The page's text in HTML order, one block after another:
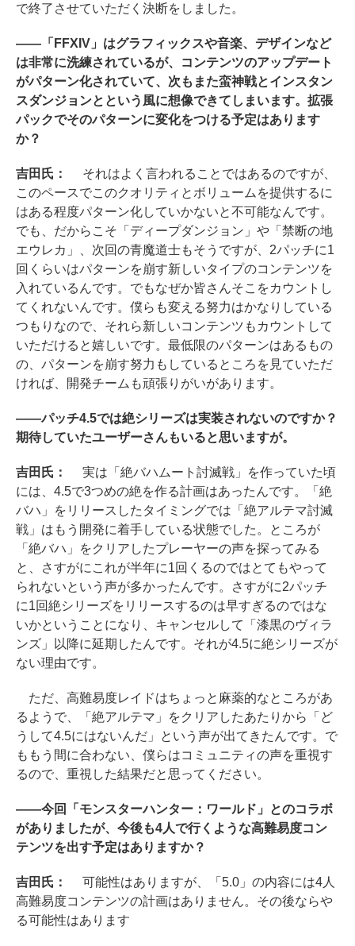
で終了させていただく決断をしました。
――「FFXIV」はグラフィックスや音楽、デザインなど
は非常に洗練されているが、コンテンツのアップデート
がパターン化されていて、次もまた蛮神戦とインスタン
スダンジョンとという風に想像できてしまいます。拡張
パックでそのパターンに変化をつける予定はあります
か？
吉田氏： それはよく言われることではあるのですが、
このペースでこのクオリティとボリュームを提供するに
はある程度パターン化していかないと不可能なんです。
でも、だからこそ「ディープダンジョン」や「禁断の地
エウレカ」、次回の青魔道士もそうですが、2パッチに1
回くらいはパターンを崩す新しいタイプのコンテンツを
入れているんです。でもなぜか皆さんそこをカウントし
てくれないんです。僕らも変える努力はかなりしている
つもりなので、それら新しいコンテンツもカウントして
いただけると嬉しいです。最低限のパターンはあるもの
の、パターンを崩す努力もしているところを見ていただ
ければ、開発チームも頑張りがいがあります。
――パッチ4.5では絶シリーズは実装されないのですか？
期待していたユーザーさんもいると思いますが。
吉田氏： 実は「絶バハムート討滅戦」を作っていた頃
には、4.5で3つめの絶を作る計画はあったんです。「絶
バハ」をリリースしたタイミングでは「絶アルテマ討滅
戦」はもう開発に着手している状態でした。ところが
「絶バハ」をクリアしたプレーヤーの声を探ってみる
と、さすがにこれが半年に1回くるのではとてもやって
られないという声が多かったんです。さすがに2パッチ
に1回絶シリーズをリリースするのは早すぎるのではな
いかということになり、キャンセルして「漆黒のヴィラ
ンズ」以降に延期したんです。それが4.5に絶シリーズが
ない理由です。
ただ、高難易度レイドはちょっと麻薬的なところがあ
るようで、「絶アルテマ」をクリアしたあたりから「ど
うして4.5にはないんだ」という声が出てきたんです。で
ももう間に合わない、僕らはコミュニティの声を重視す
るので、重視した結果だと思ってください。
――今回「モンスターハンター：ワールド」とのコラボ
がありましたが、今後も4人で行くような高難易度コン
テンツを出す予定はありますか？
吉田氏： 可能性はありますが、「5.0」の内容には4人
高難易度コンテンツの計画はありません。その後ならや
る可能性はあります